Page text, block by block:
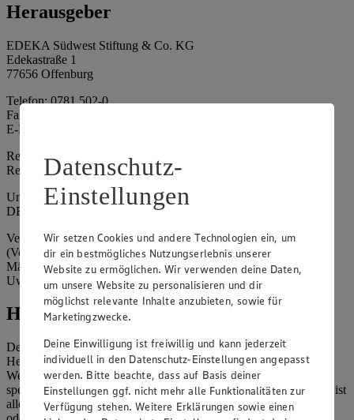
Herausgeber
EDEKA Südwest Stiftung & Co. KG
Edekastraße 1
77656 Offenburg
Telefon: 0781 502-0
Fax: 0781 502-6180
E-Mail: kundenservice@edeka-suedwest.de
Registergericht: Amtsgericht Freiburg i.B.
Registernummer: HRA 707629
Umsatzsteuer-Identifikationsnummer gem. § 27a UStG:
DE815916131
Vertretungsberechtigte: Rainer Huber (Sprecher)
(Vorstandsmitglied), Klaus Fickert (Vorstandsmitglied), Jürgen
Mäder (Vorstandsmitglied), Patrick Mogck (Vorstandsmitglied),
Uwe Kohler
Hinweise
Der Inhalt dieser Website ist urheberrechtlich geschützt. Der
Herausgeber gewährt Ihnen jedoch das Recht, den auf dieser
Website bereitgestellten Text ganz oder ausschnittsweise zu
speichern und zu vervielfältigen. Aus Gründen des Urheberrechts ist
allerdings die Speicherung und Vervielfältigung von Bildmaterial
Datenschutz-
Einstellungen
Wir setzen Cookies und andere Technologien ein, um
dir ein bestmögliches Nutzungserlebnis unserer
Website zu ermöglichen. Wir verwenden deine Daten,
um unsere Website zu personalisieren und dir
möglichst relevante Inhalte anzubieten, sowie für
Marketingzwecke.
Deine Einwilligung ist freiwillig und kann jederzeit
individuell in den Datenschutz-Einstellungen angepasst
werden. Bitte beachte, dass auf Basis deiner
Einstellungen ggf. nicht mehr alle Funktionalitäten zur
Verfügung stehen. Weitere Erklärungen sowie einen